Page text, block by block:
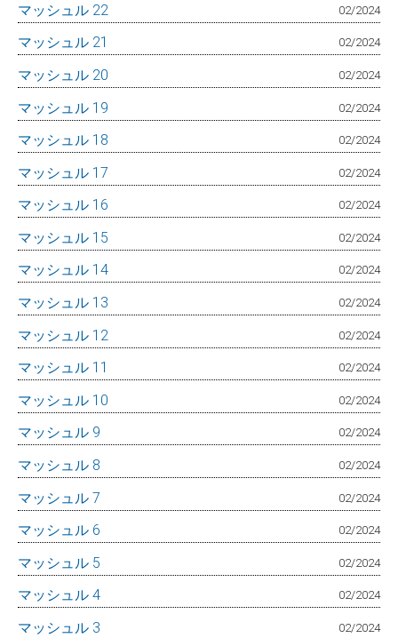
マッシュル 22 02/2024
マッシュル 21 02/2024
マッシュル 20 02/2024
マッシュル 19 02/2024
マッシュル 18 02/2024
マッシュル 17 02/2024
マッシュル 16 02/2024
マッシュル 15 02/2024
マッシュル 14 02/2024
マッシュル 13 02/2024
マッシュル 12 02/2024
マッシュル 11 02/2024
マッシュル 10 02/2024
マッシュル 9 02/2024
マッシュル 8 02/2024
マッシュル 7 02/2024
マッシュル 6 02/2024
マッシュル 5 02/2024
マッシュル 4 02/2024
マッシュル 3 02/2024